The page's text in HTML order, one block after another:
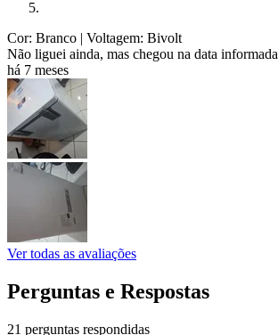
Cor: Branco | Voltagem: Bivolt
Não liguei ainda, mas chegou na data informada
há 7 meses
Ver todas as avaliações
Perguntas e Respostas
21 perguntas respondidas